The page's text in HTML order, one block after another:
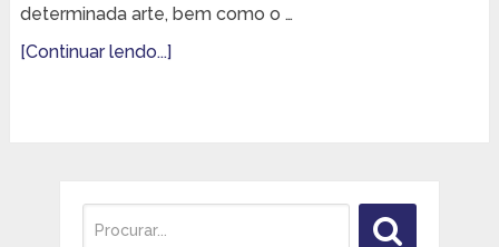
determinada arte, bem como o …
[Continuar lendo...]